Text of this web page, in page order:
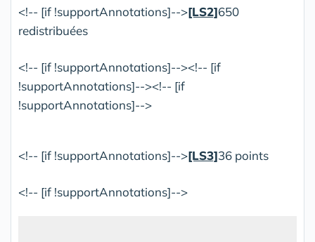
<!-- [if !supportAnnotations]-->[LS2]650
redistribuées
<!-- [if !supportAnnotations]--><!-- [if
!supportAnnotations]--><!-- [if
!supportAnnotations]-->
<!-- [if !supportAnnotations]-->[LS3]36 points
<!-- [if !supportAnnotations]-->